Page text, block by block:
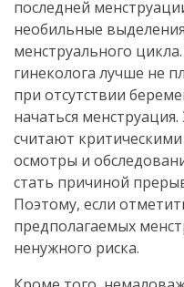
последней
необильные
менструального
гинеколога лучше не
при отсутствии
начаться
считают
осмотры и
стать причиной
Поэтому, если
предполагаемых
ненужного риска.